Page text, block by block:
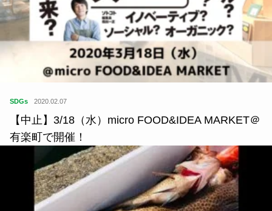
SDGs 2020.02.07
【中止】3/18（水）micro FOOD&IDEA MARKET＠
有楽町で開催！